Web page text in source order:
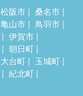
松阪市
桑名市
亀山市
鳥羽市
伊賀市
朝日町
大台町
玉城町
紀北町